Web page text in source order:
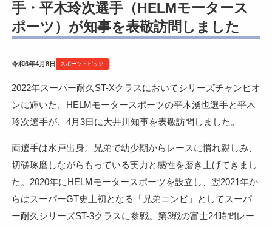
手・平木玲次選手（HELMモータース
ポーツ）が知事を表敬訪問しました
令和6年4月8日 スポーツトピック
2022年スーパー耐久ST-Xクラスにおいてシリーズチャンピオ
ンに輝いた、 HELMモータースポーツの平木湧也選手と平木
玲次選手が、4月3日に大井川知事を表敬訪問しました。
両選手は水戸出身。兄弟で幼少期からレースに慣れ親しみ、
切磋琢磨しながらもっている実力と感性を磨き上げてきまし
た。 2020年にHELMモータースポーツを設立し、翌2021年か
らはスーパーGT史上初となる「兄弟コンビ」としてスーパ
ー耐久シリーズST-3クラスに参戦。第3戦の富士24時間レー